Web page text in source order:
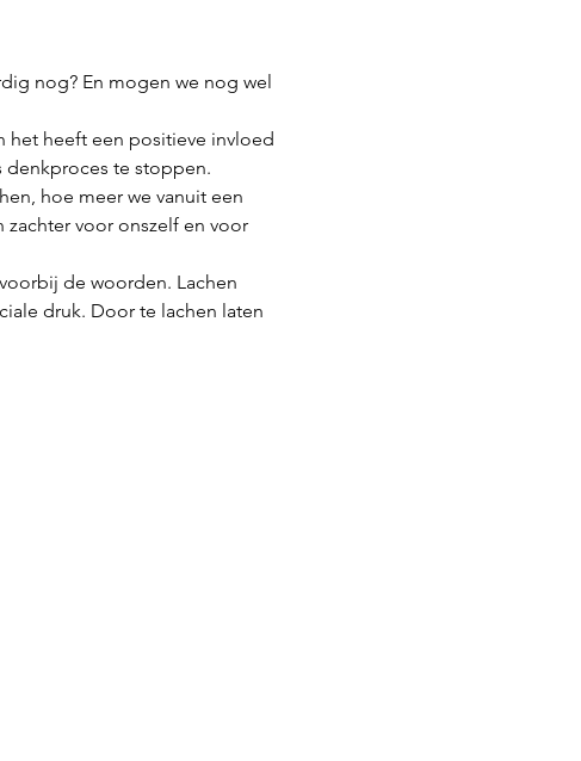
nog? En mogen we nog wel
het heeft een positieve invloed
denkproces te stoppen.
hoe meer we vanuit een
voor onszelf en voor
de woorden. Lachen
druk. Door te lachen laten